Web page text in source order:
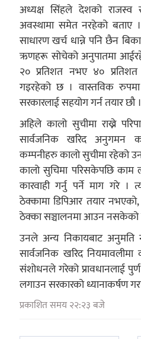
अध्यक्ष सिंहले देशको राजस्व
अवस्थामा समेत नरहेको
साधारण खर्च धान्ने पनि छैन
ऋणहरू सोचेको अनुपातमा
२० प्रतिशत नभए ४०
गइरहेको छ । वास्तविक
सरकारलाई सहयोग गर्न तयार छौ
अहिले कालो सुचीमा राख्ने
सार्वजनिक खरिद अनुगमन
कम्पनीहरु कालो सुचीमा रहेको
कालो सुचिमा परिसकेपछि काम
कारवाही गर्नु पर्ने माग गरे ।
ठेक्कामा डिपिआर तयार
ठेक्का सञ्चालनमा आउन नसकेको
उनले अन्य निकायबाट अनुमति
सार्वजनिक खरिद
संशोधनले गरेको प्रावधानलाई
लगाउन सरकारको ध्यानाकर्षण
प्रकाशित समय २२:२३ बजे